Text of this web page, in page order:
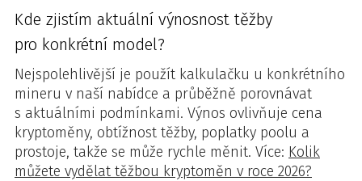
Kde zjistím aktuální výnosnost těžby
pro konkrétní model?
Nejspolehlivější je použít kalkulačku u konkrétního
mineru v naší nabídce a průběžně porovnávat
s aktuálními podmínkami. Výnos ovlivňuje cena
kryptoměny, obtížnost těžby, poplatky poolu a
prostoje, takže se může rychle měnit. Více: Kolik
můžete vydělat těžbou kryptoměn v roce 2026?